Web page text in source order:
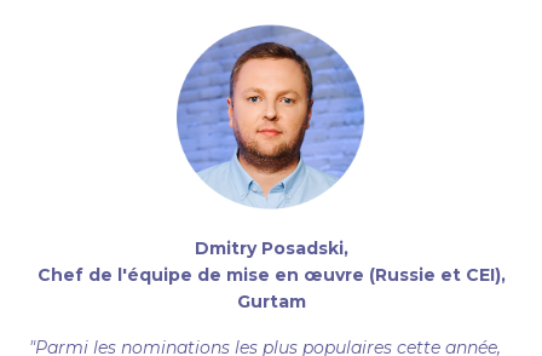
Dmitry Posadski,
Chef de l'équipe de mise en œuvre (Russie et CEI),
Gurtam
"Parmi les nominations les plus populaires cette année,